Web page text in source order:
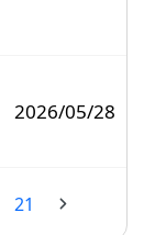
2026/05/28
21